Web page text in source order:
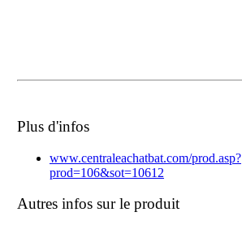
Plus d'infos
www.centraleachatbat.com/prod.asp?
prod=106&sot=10612
Autres infos sur le produit